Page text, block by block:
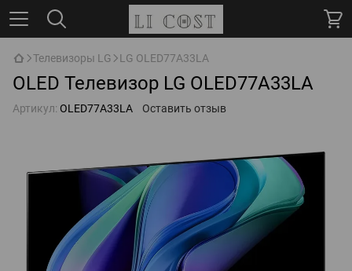
Телевизоры LG LG OLED77A33LA
OLED Телевизор LG OLED77A33LA
Артикул: OLED77A33LA Оставить отзыв